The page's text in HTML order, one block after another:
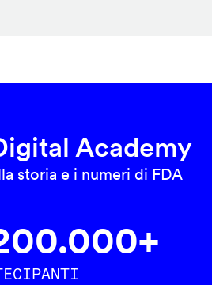
Academy
storia e i numeri di FDA